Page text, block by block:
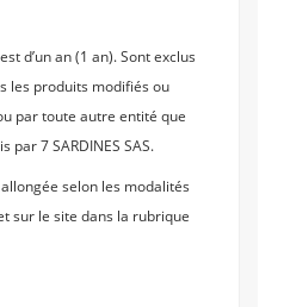
d’un an (1 an). Sont exclus
les produits modifiés ou
par toute autre entité que
par 7 SARDINES SAS.
selon les modalités
sur le site dans la rubrique